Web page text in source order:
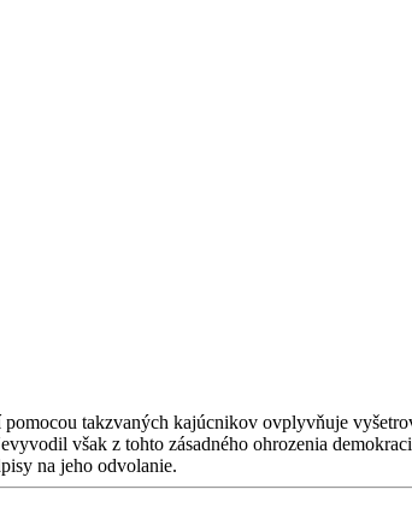
takzvaných kajúcnikov ovplyvňuje
však z tohto zásadného ohrozenia
na jeho odvolanie.